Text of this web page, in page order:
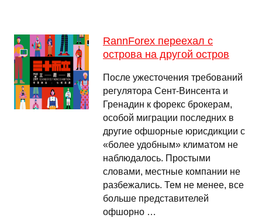
RannForex переехал с
острова на другой остров
После ужесточения требований
регулятора Сент-Винсента и
Гренадин к форекс брокерам,
особой миграции последних в
другие офшорные юрисдикции с
«более удобным» климатом не
наблюдалось. Простыми
словами, местные компании не
разбежались. Тем не менее, все
больше представителей
офшорно …